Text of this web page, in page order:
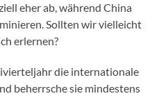
eher ab, während China
Sollten wir vielleicht
erlernen?
die internationale
beherrsche sie mindestens